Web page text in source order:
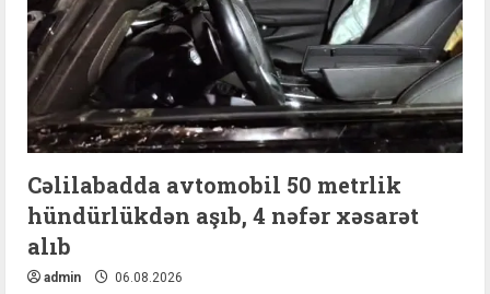
Cəlilabadda avtomobil 50 metrlik
hündürlükdən aşıb, 4 nəfər xəsarət
alıb
admin 06.08.2026